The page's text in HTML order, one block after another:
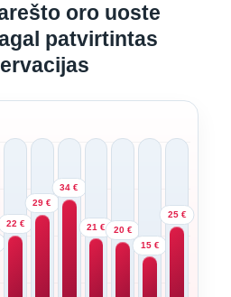
oro uoste
patvirtintas
22 €
29 €
34 €
21 € 20 €
15 €
25 €